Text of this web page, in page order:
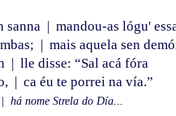
sanna | mandou-as lógu'
| mais aquela sen
| lle disse: “Sal acá fóra
| ca éu te porrei na vía.”
há nome Strela do Día...